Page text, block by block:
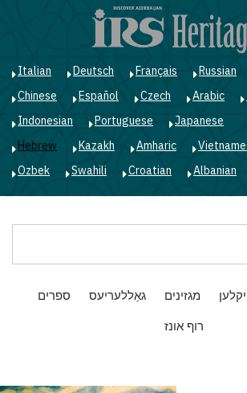
Russian
Français
Deutsch
Italian
Arabic
Czech
Español
Chinese
Japanese
Portuguese
Indonesian
Amharic
Kazakh
Hebrew
Albanian
Croatian
Swahili
Ozbek
מגזינים גאַללעריעס
ספרים
רוף אונז